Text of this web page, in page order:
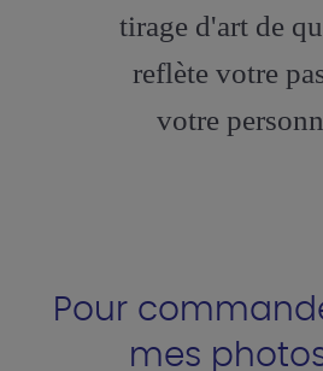
tirage d'art de
reflète votre
votre
Pour
mes